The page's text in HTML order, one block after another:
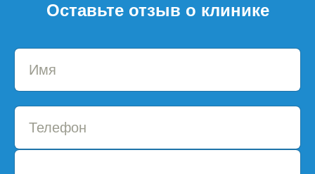
Оставьте отзыв о клинике